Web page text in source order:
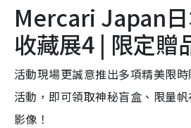
Mercari Japan
收藏展4 | 限定贈
活動現場更誠意推出多項精美限
活動，即可領取神秘盲盒、限量
影像！